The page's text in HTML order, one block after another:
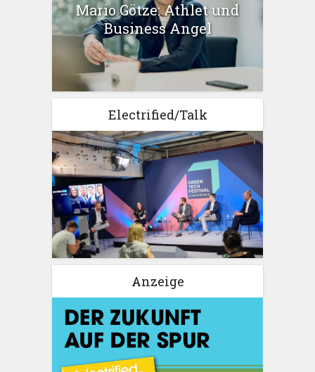
Mario Götze: Athlet und
Business Angel
Electrified/Talk
Anzeige